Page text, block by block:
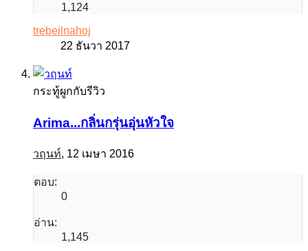
1,124
trebeilnahoj
22 ธันวา 2017
กระทู้ผูกกับรีวิว
Arima...กลิ่นกรุ่นอุ่นหัวใจ
วฤนท์, 12 เมษา 2016
ตอบ:
0
อ่าน:
1,145